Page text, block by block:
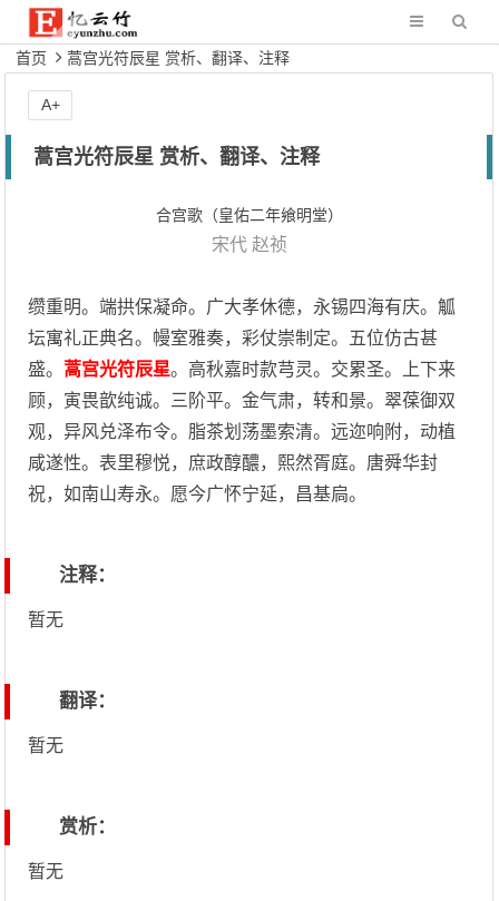
首页 蒿宫光符辰星 赏析、翻译、注释
蒿宫光符辰星 赏析、翻译、注释
合宫歌（皇佑二年飨明堂）
宋代 赵祯
缵重明。端拱保凝命。广大孝休德，永锡四海有庆。觚
坛寓礼正典名。幔室雅奏，彩仗崇制定。五位仿古甚
盛。 蒿宫光符辰星。高秋嘉时款芎灵。交累圣。上下来
顾，寅畏歆纯诚。三阶平。金气肃，转和景。翠葆御双
观，异风兑泽布令。脂茶划荡墨索清。远迩响附，动植
咸遂性。表里穆悦，庶政醇醲，熙然胥庭。唐舜华封
祝，如南山寿永。愿今广怀宁延，昌基扃。
注释：
暂无
翻译：
暂无
赏析：
暂无
A+